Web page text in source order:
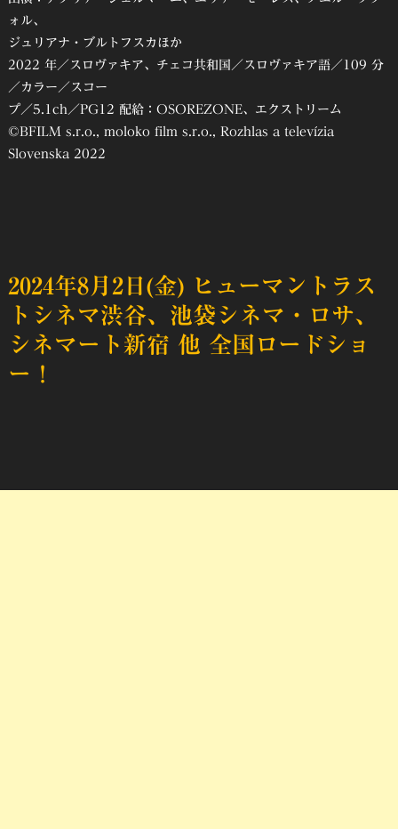
ォル、
ジュリアナ・ブルトフスカほか
2022 年／スロヴァキア、チェコ共和国／スロヴァキア語／109 分
／カラー／スコー
プ／5.1ch／PG12 配給：OSOREZONE、エクストリーム
©︎BFILM s.r.o., moloko film s.r.o., Rozhlas a televízia
Slovenska 2022
2024年8月2日(金) ヒューマントラス
トシネマ渋谷、池袋シネマ・ロサ、
シネマート新宿 他 全国ロードショ
ー！